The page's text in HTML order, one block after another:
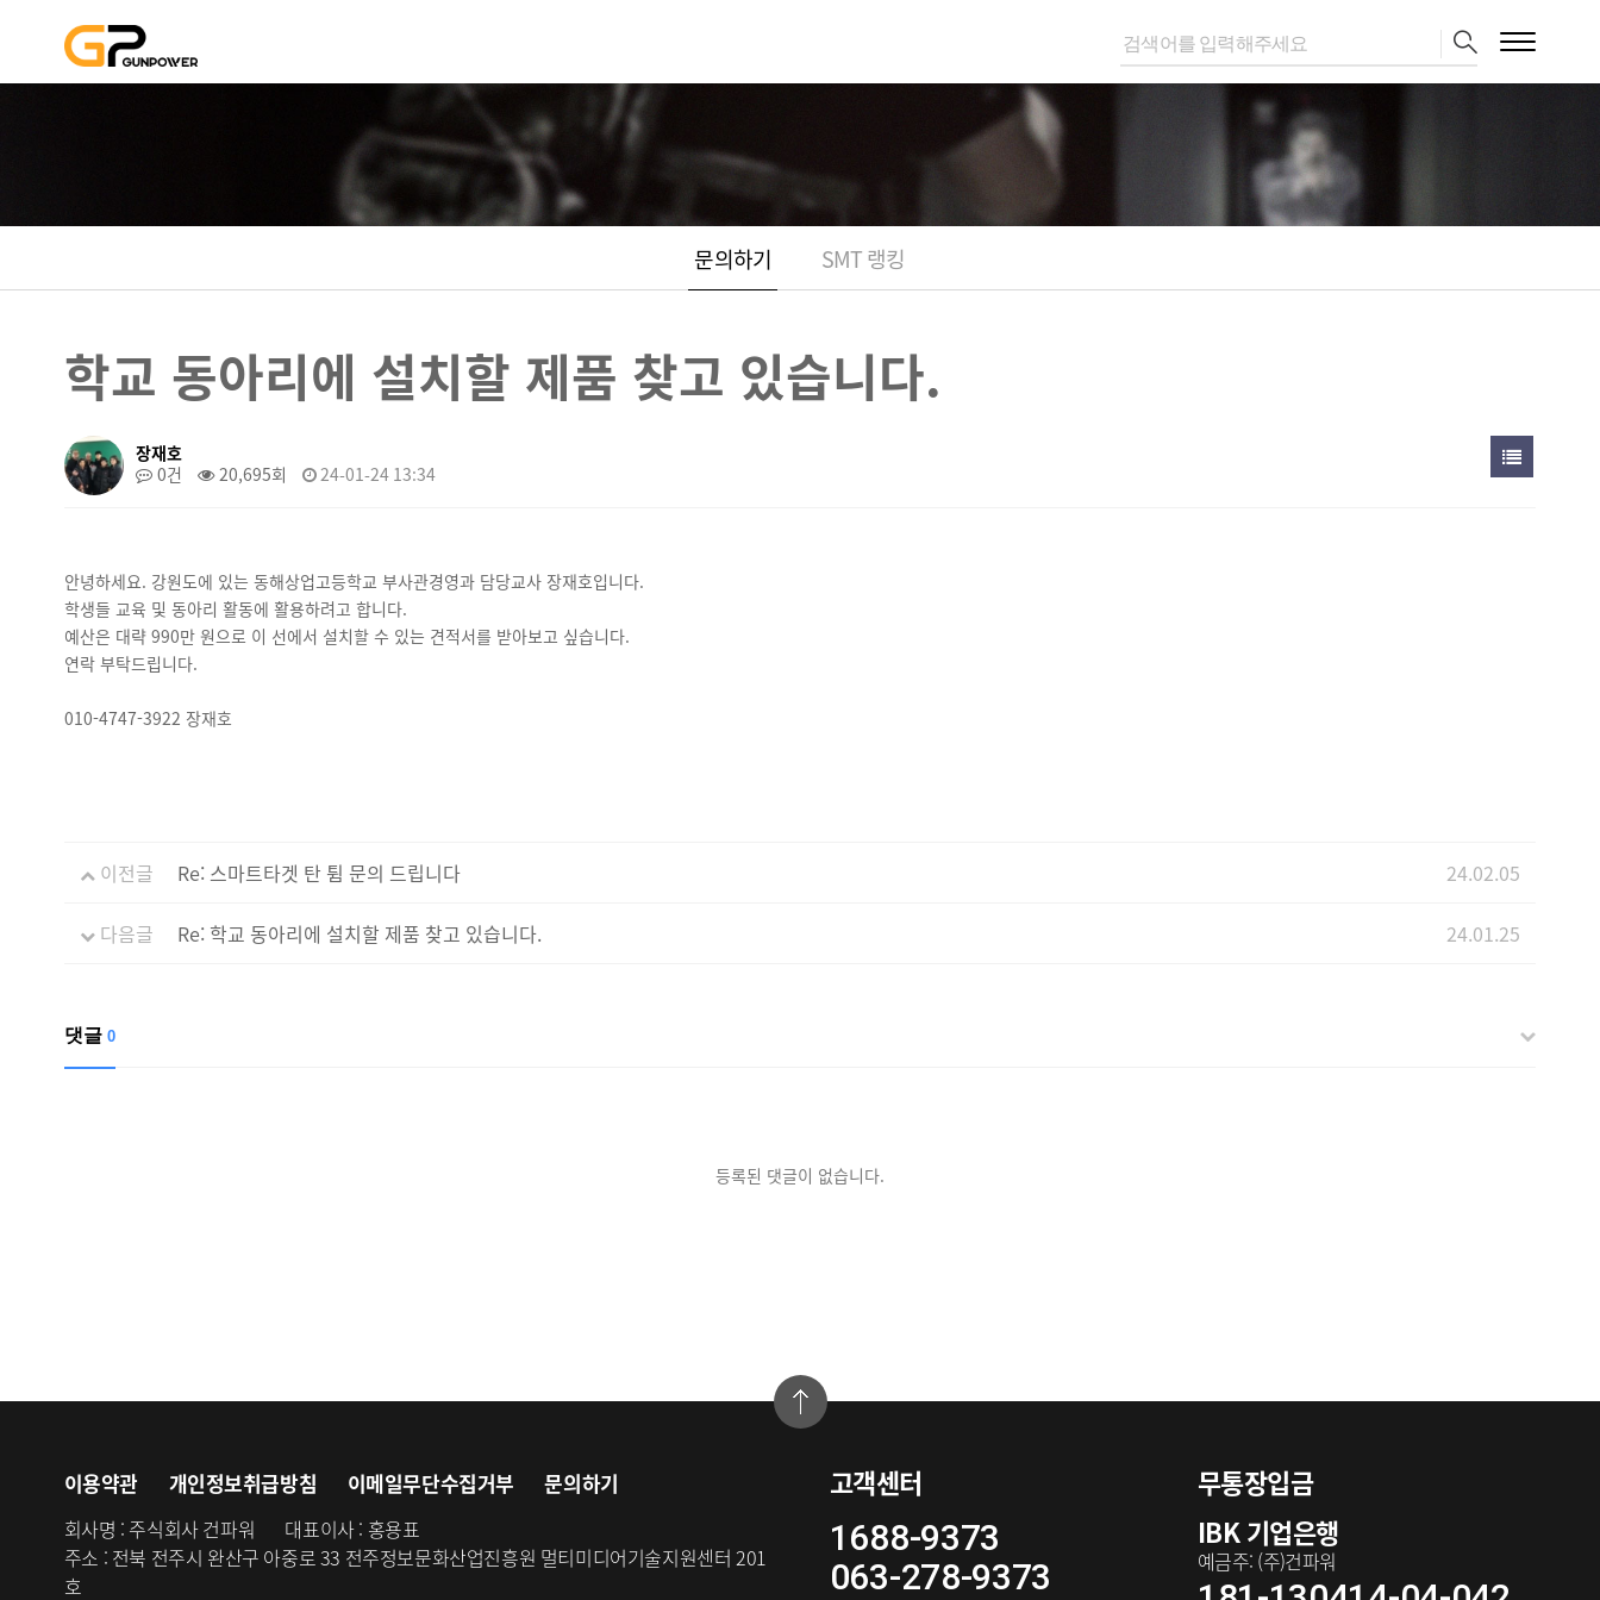
학교 동아리에 설치할 제품 찾고 있습니다. > 문
의하기
문의하기 SMT 랭킹
학교 동아리에 설치할 제품 찾고 있습니다.
장재호
0건
20,695회 24-01-24 13:34
안녕하세요. 강원도에 있는 동해상업고등학교 부사관경영과 담당교사 장재호입니다.
학생들 교육 및 동아리 활동에 활용하려고 합니다.
예산은 대략 990만 원으로 이 선에서 설치할 수 있는 견적서를 받아보고 싶습니다.
연락 부탁드립니다.
010-4747-3922 장재호
이전글 Re: 스마트타겟 탄 튐 문의 드립니다 24.02.05
다음글 Re: 학교 동아리에 설치할 제품 찾고 있습니다. 24.01.25
댓글0
등록된 댓글이 없습니다.
무통장입금
IBK 기업은행
예금주: (주)건파워
고객센터
1688-9373
063-278-9373
이용약관 개인정보취급방침 이메일무단수집거부 문의하기
회사명 : 주식회사 건파워 대표이사 : 홍용표
주소 : 전북 전주시 완산구 아중로 33 전주정보문화산업진흥원 멀티미디어기술지원센터 201
호